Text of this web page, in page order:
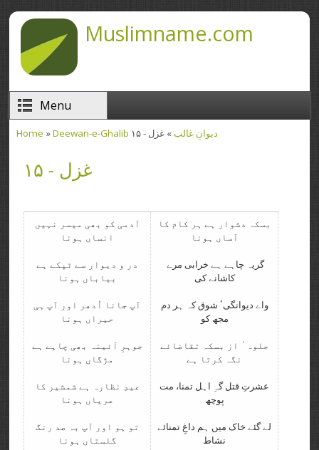
Skip to main contentMuslimname.com
Menu
Home » Deewan-e-Ghalib دیوانِ غالب» غزل - ۱۵
غزل - ۱۵
آدمی کو بھی میسر نہیں
انساں ہونا
در و دیوار سے ٹپکے ہے
بیاباں ہونا
آپ جانا اُدھر اور آپ ہی
حیراں ہونا
جوہرِ آئینہ بھی چاہے ہے
مژگاں ہونا
عیدِ نظارہ ہے شمشیر کا
عریاں ہونا
تو ہو اور آپ بہ صد رنگ
گلستاں ہونا
بسکہ دشوار ہے ہر کام کا
آساں ہونا
گریہ چاہے ہے خرابی مرے
کاشانے کی
واے دیوانگیٴ شوق کہ ہر دم
مجھ کو
جلوہٴ از بسکہ تقاضائے
نگہ کرتا ہے
عشرتِ قتل گہِ اہل تمنا، مت
پوچھ
لے گئے خاک میں ہم داغِ تمنائے
نشاط